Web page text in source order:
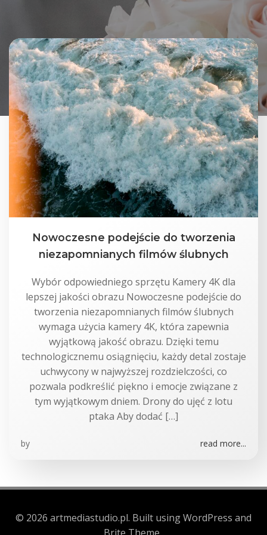
Nowoczesne podejście do tworzenia
niezapomnianych filmów ślubnych
Wybór odpowiedniego sprzętu Kamery 4K dla
lepszej jakości obrazu Nowoczesne podejście do
tworzenia niezapomnianych filmów ślubnych
wymaga użycia kamery 4K, która zapewnia
wyjątkową jakość obrazu. Dzięki temu
technologicznemu osiągnięciu, każdy detal zostaje
uchwycony w najwyższej rozdzielczości, co
pozwala podkreślić piękno i emocje związane z
tym wyjątkowym dniem. Drony do ujęć z lotu
ptaka Aby dodać […]
by read more...
© 2026 artmediastudio.pl. Built using WordPress and